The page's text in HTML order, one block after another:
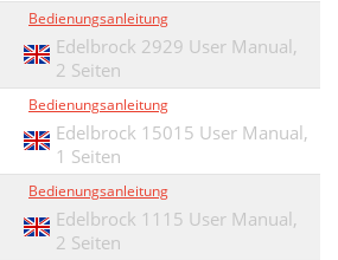
Bedienungsanleitung
Edelbrock 2929 User Manual,
2 Seiten
Bedienungsanleitung
Edelbrock 15015 User Manual,
1 Seiten
Bedienungsanleitung
Edelbrock 1115 User Manual,
2 Seiten